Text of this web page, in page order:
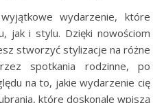
wydarzenie, które
jak i stylu. Dzięki nowościom
stworzyć stylizacje na różne
spotkania rodzinne, po
na to, jakie wydarzenie cię
które doskonale wpiszą